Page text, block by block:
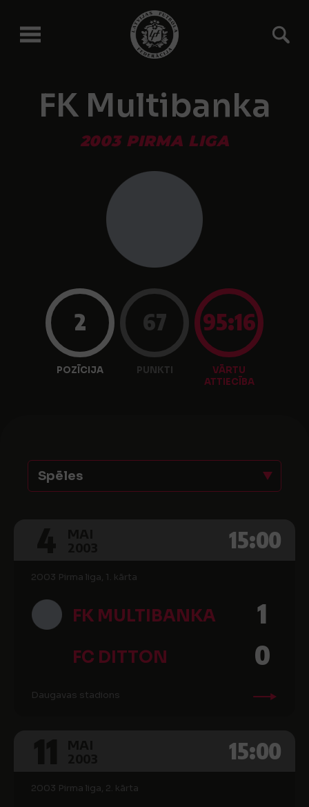
FK Multibanka
2003 PIRMA LIGA
2
POZĪCIJA
67
PUNKTI
95:16
VĀRTU
ATTIECĪBA
Spēles
15:00
2003 Pirma liga, 1. kārta
FK MULTIBANKA 1
FC DITTON 0
Daugavas stadions
15:00
2003 Pirma liga, 2. kārta